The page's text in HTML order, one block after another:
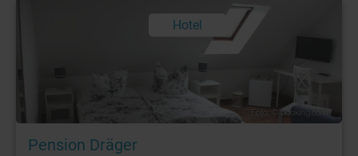
Hotel
Foto: © booking.com
Pension Dräger